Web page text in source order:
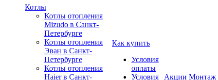
Котлы
Котлы отопления
Mizudo в Санкт-
Петербурге
Котлы отопления
Эван в Санкт-
Петербурге
Котлы отопления
Haier в Санкт-
Как купить
Условия
оплаты
Условия
Акции Монтаж